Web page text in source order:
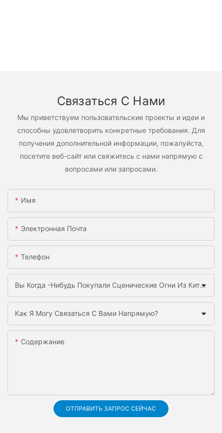
Связаться С Нами
Мы приветствуем пользовательские проекты и идеи и
способны удовлетворить конкретные требования. Для
получения дополнительной информации, пожалуйста,
посетите веб-сайт или свяжитесь с нами напрямую с
вопросами или запросами.
Имя
Электронная Почта
Телефон
Вы Когда -нибудь Покупали Сценические Огни Из Китая Раньше?
Как Я Могу Связаться С Вами Напрямую?
Содержание
ОТПРАВИТЬ ЗАПРОС СЕЙЧАС